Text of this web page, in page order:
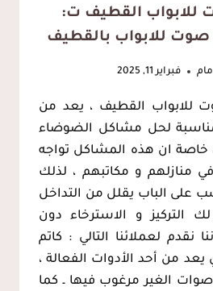
للابواب القطيف ت:
فبراير 11, 2025
للابواب القطيف ، يعد من
لحل مشاكل الضوضاء
، خاصة ان هذه المشاكل تواجه
في منازلهم و مكاتبهم ، لذلك
على الباب يقلل من التداخل
التركيز و الاسترخاء دون
لعملائنا التالي : كاتم
من أحد الأدوات الفعالة ،
الغير مرغوب فيها ـ كما